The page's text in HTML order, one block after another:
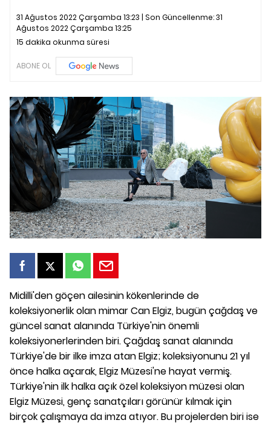
31 Ağustos 2022 Çarşamba 13:23 | Son Güncellenme:31
Ağustos 2022 Çarşamba 13:25
15 dakika okunma süresi
ABONE OL
Midilli'den göçen ailesinin kökenlerinde de
koleksiyonerlik olan mimar Can Elgiz, bugün çağdaş ve
güncel sanat alanında Türkiye'nin önemli
koleksiyonerlerinden biri. Çağdaş sanat alanında
Türkiye'de bir ilke imza atan Elgiz; koleksiyonunu 21 yıl
önce halka açarak, Elgiz Müzesi'ne hayat vermiş.
Türkiye'nin ilk halka açık özel koleksiyon müzesi olan
Elgiz Müzesi, genç sanatçıları görünür kılmak için
birçok çalışmaya da imza atıyor. Bu projelerden biri ise